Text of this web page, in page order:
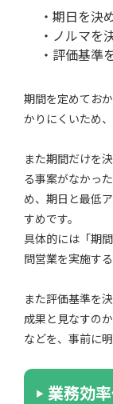
・期日を決
・ノルマを
・評価基準
期間を定めてお
かりにくいため
また期間だけを
る事案がなかっ
め、期日と最低
すめです。
具体的には「期
問営業を実施す
また評価基準を
成果と見なすの
などを、事前に
業務効